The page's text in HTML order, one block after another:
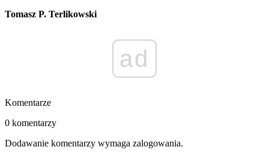
Tomasz P. Terlikowski
ad
Komentarze
0 komentarzy
Dodawanie komentarzy wymaga zalogowania.